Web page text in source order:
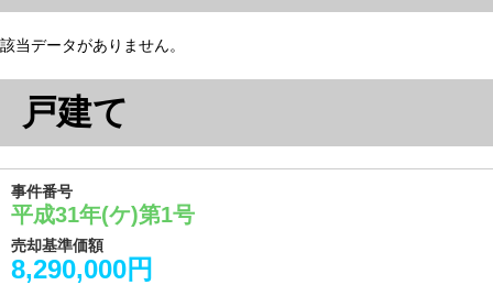
該当データがありません。
戸建て
事件番号
平成31年(ケ)第1号
売却基準価額
8,290,000円